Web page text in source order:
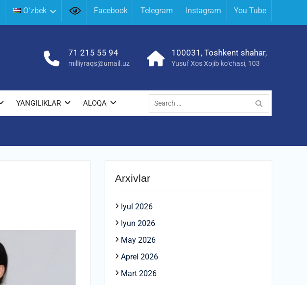
Oʻzbek Facebook Telegram Instagram You Tube
71 215 55 94
milliyraqs@umail.uz
100031, Toshkent shahar,
Yusuf Xos Xojib ko‘chasi, 103
YANGILIKLAR ALOQA
Search
for:
Arxivlar
Iyul 2026
Iyun 2026
May 2026
Aprel 2026
Mart 2026